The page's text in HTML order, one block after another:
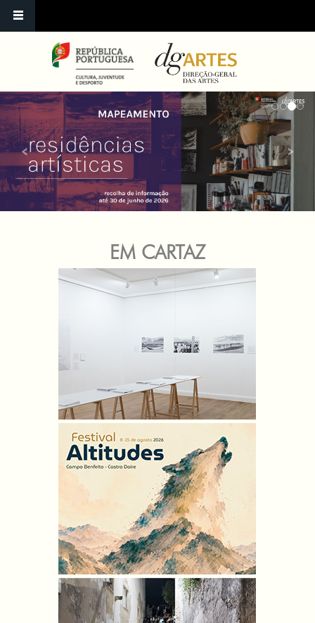
‹ ›
EM CARTAZ